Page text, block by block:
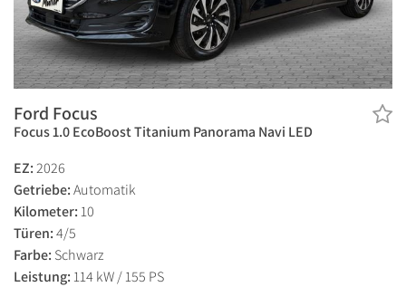
Ford Focus
Focus 1.0 EcoBoost Titanium Panorama Navi LED
EZ:2026
Getriebe:Automatik
Kilometer: 10
Türen:4/5
Farbe: Schwarz
Leistung: 114 kW / 155 PS